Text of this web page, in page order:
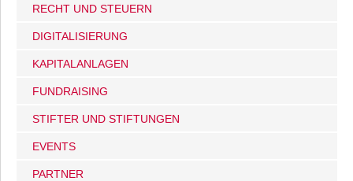
RECHT UND STEUERN
DIGITALISIERUNG
KAPITALANLAGEN
FUNDRAISING
STIFTER UND STIFTUNGEN
EVENTS
PARTNER